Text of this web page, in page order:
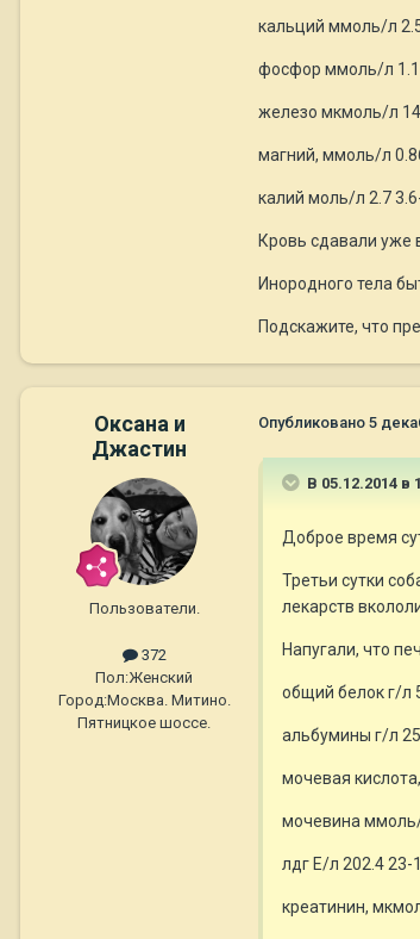
кальций ммоль/л
фосфор ммоль/л
железо мкмоль/л
магний, ммоль/л
калий моль/л 2.7
Кровь сдавали уже
Инородного тела
Подскажите, что
Оксана и
Джастин
Пользователи.
372
Пол:Женский
Город:Москва. Митино.
Пятницкое шоссе.
Опубликовано 5
В 05.12.2014 в
Доброе время
Третьи сутки
лекарств
Напугали, что
общий белок г/л
альбумины г/л
мочевая
мочевина
лдг Е/л 202.4 23-
креатинин,